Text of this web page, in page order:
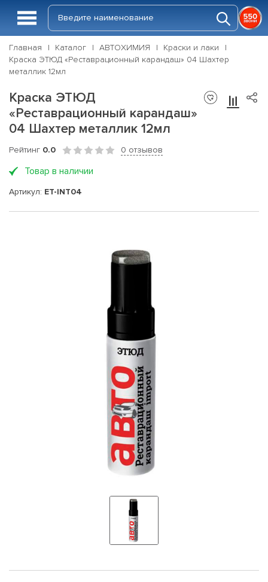
Главная Каталог АВТОХИМИЯ
Краски и лаки
Краска ЭТЮД «Реставрационный карандаш» 04 Шахтер
металлик 12мл
Краска ЭТЮД
«Реставрационный карандаш»
04 Шахтер металлик 12мл
Рейтинг 0.0 0 отзывов
Товар в наличии
Артикул: ET-INT04